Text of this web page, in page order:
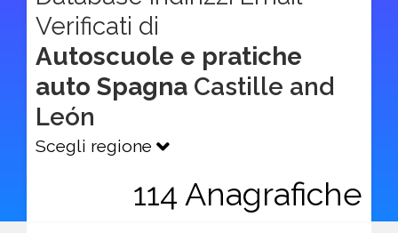
Verificati di
Autoscuole e pratiche
auto Spagna Castille and
León
Scegli regione
114 Anagrafiche